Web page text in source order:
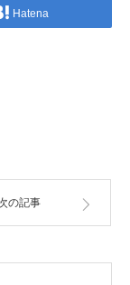
Hatena
の記事